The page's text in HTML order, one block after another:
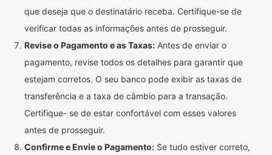
que deseja que o destinatário receba. Certifique-se de
verificar todas as informações antes de prosseguir.
Revise o Pagamento e as Taxas: Antes de enviar o
pagamento, revise todos os detalhes para garantir que
estejam corretos. O seu banco pode exibir as taxas de
transferência e a taxa de câmbio para a transação.
Certifique- se de estar confortável com esses valores
antes de prosseguir.
Confirme e Envie o Pagamento: Se tudo estiver correto,